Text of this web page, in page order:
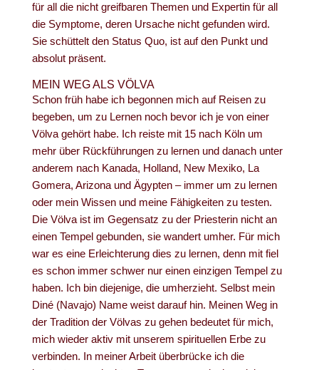
für all die nicht greifbaren Themen und Expertin für all
die Symptome, deren Ursache nicht gefunden wird.
Sie schüttelt den Status Quo, ist auf den Punkt und
absolut präsent.
MEIN WEG ALS VÖLVA
Schon früh habe ich begonnen mich auf Reisen zu
begeben, um zu Lernen noch bevor ich je von einer
Völva gehört habe. Ich reiste mit 15 nach Köln um
mehr über Rückführungen zu lernen und danach unter
anderem nach Kanada, Holland, New Mexiko, La
Gomera, Arizona und Ägypten – immer um zu lernen
oder mein Wissen und meine Fähigkeiten zu testen.
Die Völva ist im Gegensatz zu der Priesterin nicht an
einen Tempel gebunden, sie wandert umher. Für mich
war es eine Erleichterung dies zu lernen, denn mit fiel
es schon immer schwer nur einen einzigen Tempel zu
haben. Ich bin diejenige, die umherzieht. Selbst mein
Diné (Navajo) Name weist darauf hin. Meinen Weg in
der Tradition der Völvas zu gehen bedeutet für mich,
mich wieder aktiv mit unserem spirituellen Erbe zu
verbinden. In meiner Arbeit überbrücke ich die